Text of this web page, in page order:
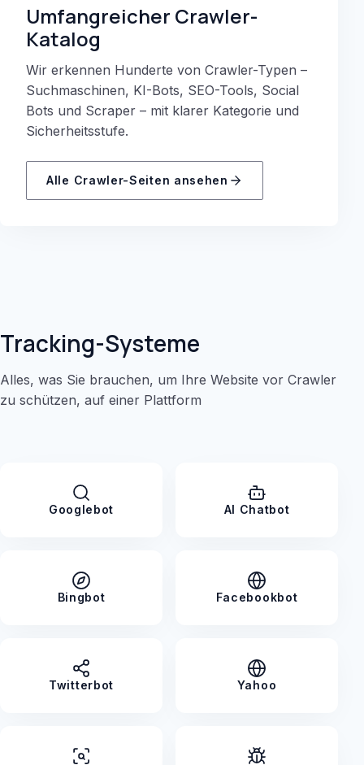
Umfangreicher Crawler-
Katalog
Wir erkennen Hunderte von Crawler-Typen –
Suchmaschinen, KI-Bots, SEO-Tools, Social
Bots und Scraper – mit klarer Kategorie und
Sicherheitsstufe.
Alle Crawler-Seiten ansehen
Tracking-Systeme
Alles, was Sie brauchen, um Ihre Website vor Crawler
zu schützen, auf einer Plattform
Googlebot AI Chatbot
Bingbot Facebookbot
Twitterbot Yahoo